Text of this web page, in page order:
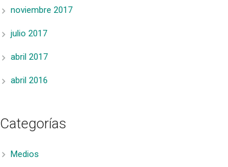
noviembre 2017
julio 2017
abril 2017
abril 2016
Categorías
Medios